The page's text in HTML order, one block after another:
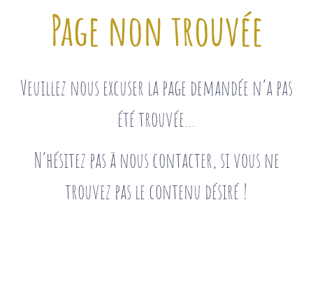
Page non trouvée
Veuillez nous excuser la page demandée n’a pas
été trouvée…
N’hésitez pas à nous contacter, si vous ne
trouvez pas le contenu désiré !